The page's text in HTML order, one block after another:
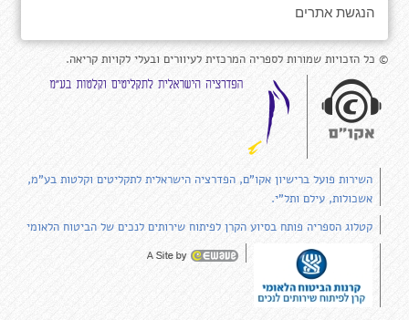
הנגשת אתרים
© כל הזכויות שמורות לספריה המרכזית לעיוורים ובעלי לקויות קריאה.
השירות פועל ברישיון אקו"ם, הפדרציה הישראלית לתקליטים וקלטות בע"מ,
אשכולות, עילם ותל"י.
קטלוג הספריה פותח בסיוע הקרן לפיתוח שירותים לנכים של הביטוח הלאומי